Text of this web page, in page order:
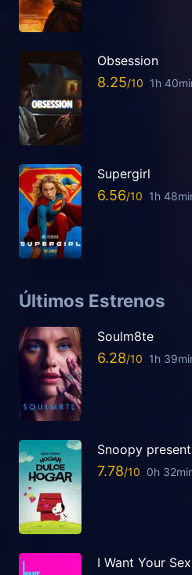
Obsession
8.25 1h
Supergirl
6.56 1h
Últimos Estrenos
Soulm8te
6.28 1h
Snoopy
7.78 0h
I Want Your Sex